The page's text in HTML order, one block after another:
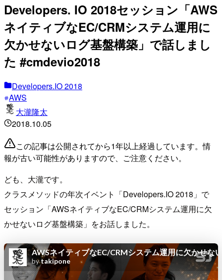
Developers. IO 2018セッション「AWS
ネイティブなEC/CRMシステム運用に
欠かせないログ基盤構築」で話しまし
た #cmdevio2018
Developers.IO 2018
AWS
大瀧隆太
2018.10.05
この記事は公開されてから1年以上経過しています。情
報が古い可能性がありますので、ご注意ください。
ども、大瀧です。
クラスメソッドの年次イベント「Developers.IO 2018」で
セッション「AWSネイティブなEC/CRMシステム運用に欠
かせないログ基盤構築」をお話しました。